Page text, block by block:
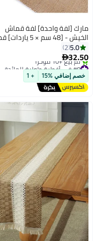
واحدة] لفة قماش
الخيش - [48 سم × 5 ياردات] قماش
لمفارش الطاولة
وحفلات الكريسماس
وديكورات الحفلات

مجاني
مؤخرًا%15
+ 1